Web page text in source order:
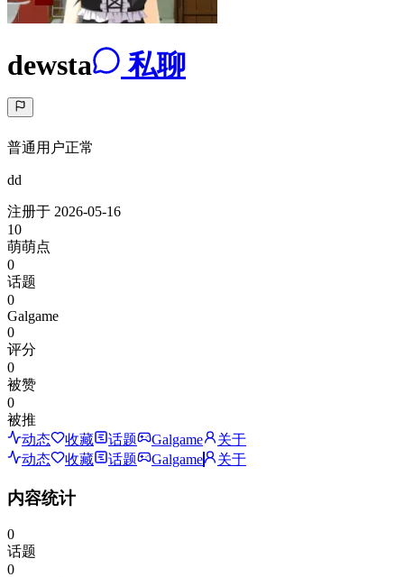
dewsta 私聊
普通用户正常
dd
注册于 2026-05-16
10
萌萌点
0
话题
0
Galgame
0
评分
0
被赞
0
被推
动态
收藏 话题 Galgame
关于
动态
收藏 话题 Galgame 关于
内容统计
0
话题
0